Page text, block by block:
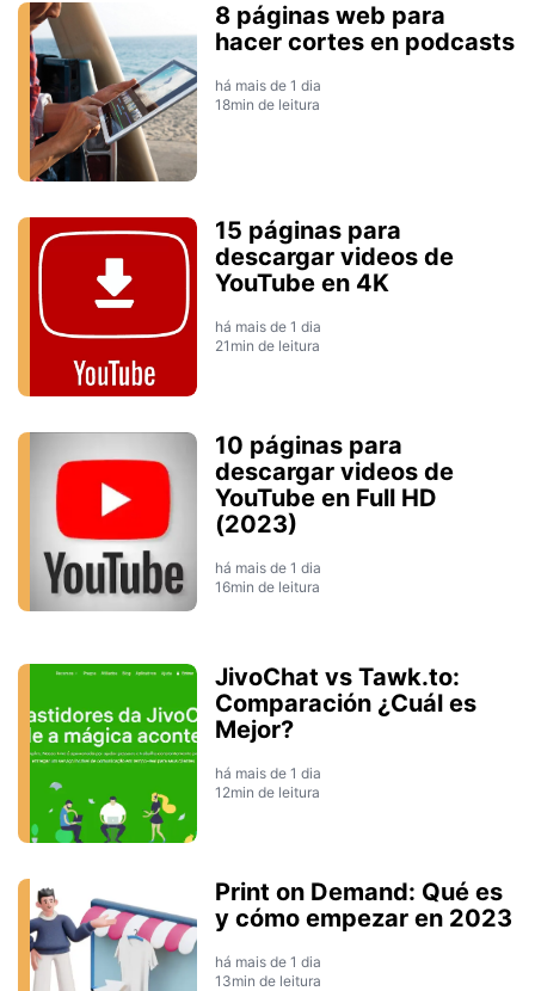
8 páginas web para
hacer cortes en podcasts
há mais de 1 dia
18min de leitura
15 páginas para
descargar videos de
YouTube en 4K
há mais de 1 dia
21min de leitura
10 páginas para
descargar videos de
YouTube en Full HD
(2023)
há mais de 1 dia
16min de leitura
JivoChat vs Tawk.to:
Comparación ¿Cuál es
Mejor?
há mais de 1 dia
12min de leitura
Print on Demand: Qué es
y cómo empezar en 2023
há mais de 1 dia
13min de leitura